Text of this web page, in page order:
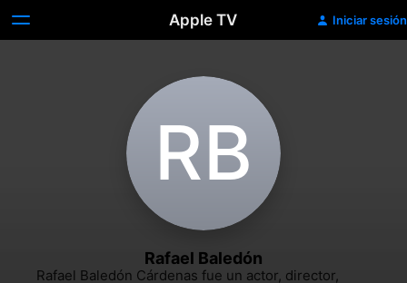
Apple TV Iniciar sesión
R‌B
Rafael Baledón
Rafael Baledón Cárdenas fue un actor, director,